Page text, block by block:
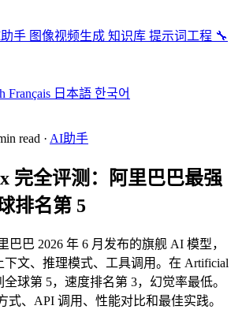
手 图像视频生成 知识库 提示词工程 🔧
Français 日本語 한국어
read · AI助手
完全评测：阿里巴巴最强
排名第 5
巴巴 2026 年 6 月发布的旗舰 AI 模型，
下文、推理模式、工具调用。在 Artificial
全球第 5，速度排名第 3，幻觉率最低。
式、API 调用、性能对比和最佳实践。